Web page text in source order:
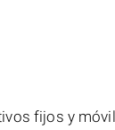
fijos y